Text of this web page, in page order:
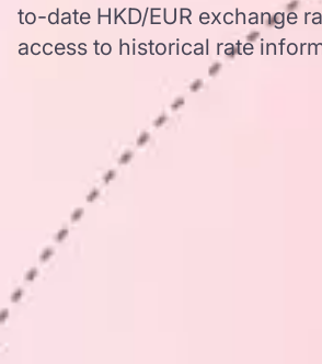
to-date HKD/EUR exchange
access to historical rate